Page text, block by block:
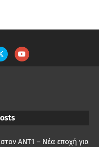
ΑΝΤ1 – Νέα εποχή για